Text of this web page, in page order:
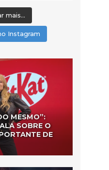
mais...
Instagram
MESMO”:
SOBRE O
DE